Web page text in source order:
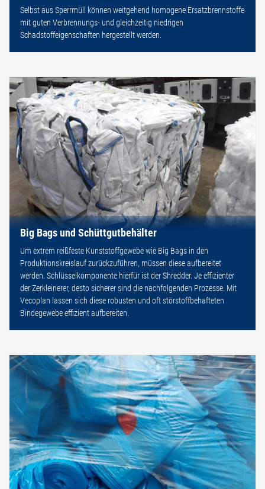
Selbst aus Sperrmüll können weitgehend homogene Ersatzbrennstoffe
mit guten Verbrennungs- und gleichzeitig niedrigen
Schadstoffeigenschaften hergestellt werden.
Big Bags und Schüttgutbehälter
Um extrem reißfeste Kunststoffgewebe wie Big Bags in den
Produktionskreislauf zurückzuführen, müssen diese aufbereitet
werden. Schlüsselkomponente hierfür ist der Shredder. Je effizienter
der Zerkleinerer, desto sicherer sind die nachfolgenden Prozesse. Mit
Vecoplan lassen sich diese robusten und oft störstoffbehafteten
Bindegewebe effizient aufbereiten.